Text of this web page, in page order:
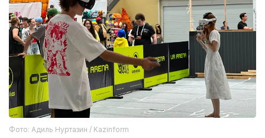
Фото: Адиль Нуртазин / Kazinform